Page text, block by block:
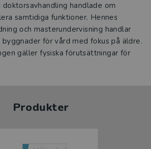
doktorsavhandling handlade om
samtidiga funktioner. Hennes
och masterundervisning handlar
för vård med fokus på äldre.
gäller fysiska förutsättningar för
Produkter